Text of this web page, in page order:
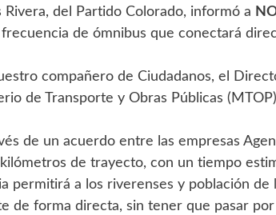
Rivera, del Partido Colorado, informó a
de ómnibus que conectará
compañero de Ciudadanos, el
de Transporte y Obras Públicas
de un acuerdo entre las empresas
de trayecto, con un tiempo
permitirá a los riverenses y población de
de forma directa, sin tener que pasar